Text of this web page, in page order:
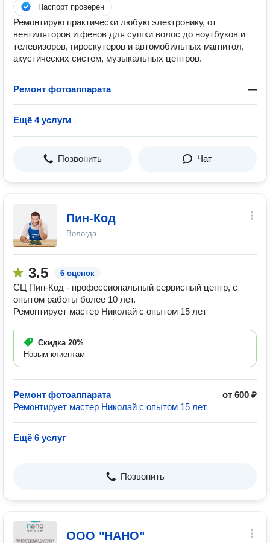
Паспорт проверен
Ремонтирую практически любую электронику, от
вентиляторов и фенов для сушки волос до ноутбуков и
телевизоров, гироскутеров и автомобильных магнитол,
акустических систем, музыкальных центров.
Ремонт фотоаппарата —
Ещё 4 услуги
Позвонить Чат
Пин-Код
Вологда
3.5 6 оценок
СЦ Пин-Код - профессиональный сервисный центр, с
опытом работы более 10 лет.
Ремонтирует мастер Николай с опытом 15 лет
Скидка 20%
Новым клиентам
Ремонт фотоаппарата
от 600 ₽
Ремонтирует мастер Николай с опытом 15 лет
Ещё 6 услуг
Позвонить
ООО "НАНО"